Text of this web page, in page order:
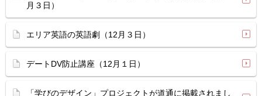
月３日）
エリア英語の英語劇（12月３日）
デートDV防止講座（12月１日）
「学びのデザイン」プロジェクトが道通に掲載されまし